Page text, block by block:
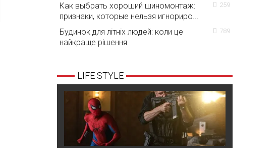
Как выбрать хороший шиномонтаж:
признаки, которые нельзя игнориро...
259
Будинок для літніх людей: коли це
найкраще рішення
789
LIFE STYLE